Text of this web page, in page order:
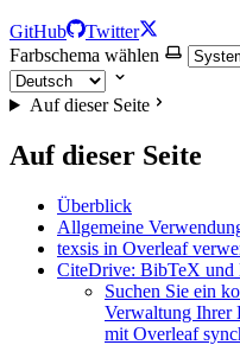
GitHub
Twitter
Farbschema wählen
Auf dieser Seite
Auf dieser Seite
Überblick
Allgemeine
texsis in Overleaf
CiteDrive: BibTeX und
Suchen Sie ein
Verwaltung Ihrer
mit Overleaf